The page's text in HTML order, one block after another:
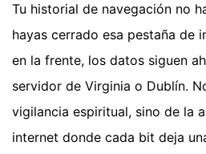
Tu historial de navegación no
hayas cerrado esa pestaña de
en la frente, los datos siguen
servidor de Virginia o Dublín.
vigilancia espiritual, sino de la
internet donde cada bit deja